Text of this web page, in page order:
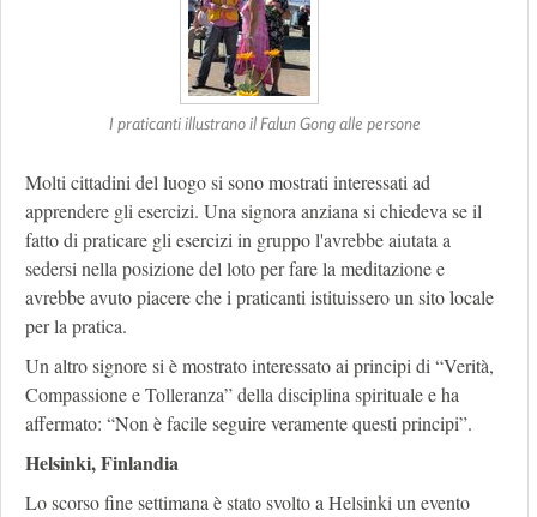
I praticanti illustrano il Falun Gong alle persone
Molti cittadini del luogo si sono mostrati interessati ad
apprendere gli esercizi. Una signora anziana si chiedeva se il
fatto di praticare gli esercizi in gruppo l'avrebbe aiutata a
sedersi nella posizione del loto per fare la meditazione e
avrebbe avuto piacere che i praticanti istituissero un sito locale
per la pratica.
Un altro signore si è mostrato interessato ai principi di “Verità,
Compassione e Tolleranza” della disciplina spirituale e ha
affermato: “Non è facile seguire veramente questi principi”.
Helsinki, Finlandia
Lo scorso fine settimana è stato svolto a Helsinki un evento